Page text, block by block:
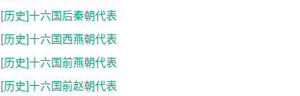
[历史]十六国后秦朝代表
[历史]十六国西燕朝代表
[历史]十六国前燕朝代表
[历史]十六国前赵朝代表